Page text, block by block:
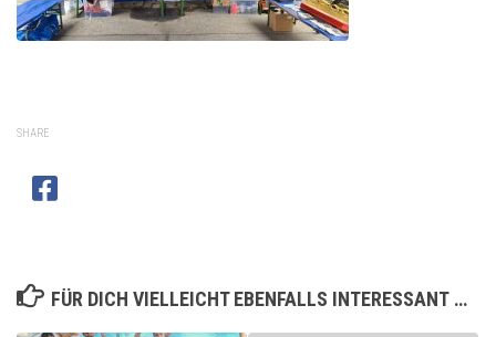
SHARE
FÜR DICH VIELLEICHT EBENFALLS INTERESSANT …